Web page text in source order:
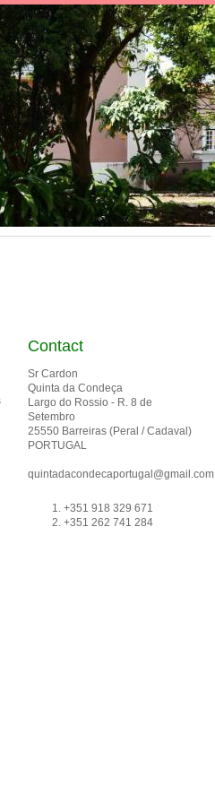
Contact
Sr Cardon
Quinta da Condeça
Largo do Rossio - R. 8 de
Setembro
25550 Barreiras (Peral / Cadaval)
PORTUGAL
quintadacondecaportugal@gmail.com
+351 918 329 671
+351 262 741 284